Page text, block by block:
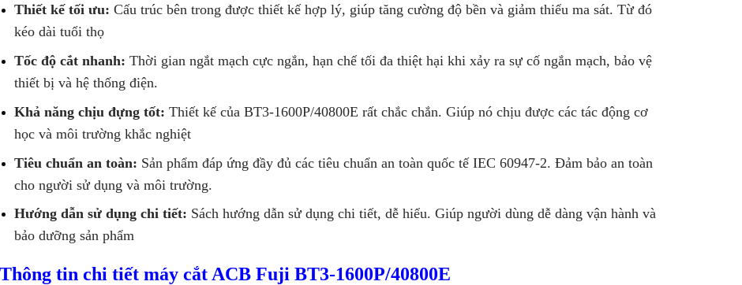
Thiết kế tối ưu: Cấu trúc bên trong được thiết kế hợp lý, giúp tăng cường độ bền và giảm thiểu ma sát. Từ đó
kéo dài tuổi thọ
Tốc độ cắt nhanh: Thời gian ngắt mạch cực ngắn, hạn chế tối đa thiệt hại khi xảy ra sự cố ngắn mạch, bảo vệ
thiết bị và hệ thống điện.
Khả năng chịu đựng tốt: Thiết kế của BT3-1600P/40800E rất chắc chắn. Giúp nó chịu được các tác động cơ
học và môi trường khắc nghiệt
Tiêu chuẩn an toàn: Sản phẩm đáp ứng đầy đủ các tiêu chuẩn an toàn quốc tế IEC 60947-2. Đảm bảo an toàn
cho người sử dụng và môi trường.
Hướng dẫn sử dụng chi tiết: Sách hướng dẫn sử dụng chi tiết, dễ hiểu. Giúp người dùng dễ dàng vận hành và
bảo dưỡng sản phẩm
Thông tin chi tiết máy cắt ACB Fuji BT3-1600P/40800E